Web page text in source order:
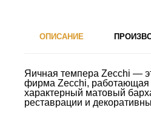
ОПИСАНИЕ
Яичная темпера Zecchi —
фирма Zecchi, работающая
характерный матовый
реставрации и